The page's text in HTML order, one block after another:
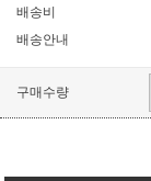
배송비
배송안내
구매수량